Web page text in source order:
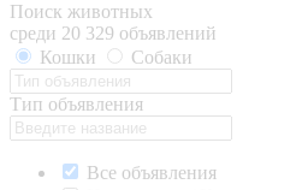
Поиск животных
среди 20 329 объявлений
Кошки
Собаки
Тип объявления
Все объявления